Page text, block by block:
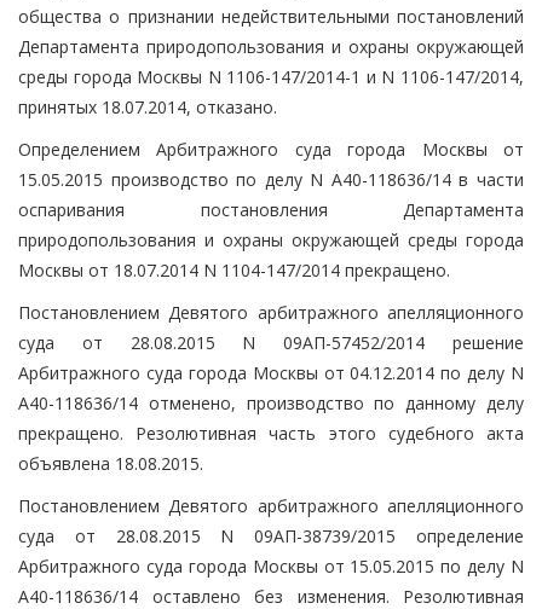
общества о признании недействительными постановлений
Департамента природопользования и охраны окружающей
среды города Москвы N 1106-147/2014-1 и N 1106-147/2014,
принятых 18.07.2014, отказано.
Определением Арбитражного суда города Москвы от
15.05.2015 производство по делу N А40-118636/14 в части
оспаривания постановления Департамента
природопользования и охраны окружающей среды города
Москвы от 18.07.2014 N 1104-147/2014 прекращено.
Постановлением Девятого арбитражного апелляционного
суда от 28.08.2015 N 09АП-57452/2014 решение
Арбитражного суда города Москвы от 04.12.2014 по делу N
А40-118636/14 отменено, производство по данному делу
прекращено. Резолютивная часть этого судебного акта
объявлена 18.08.2015.
Постановлением Девятого арбитражного апелляционного
суда от 28.08.2015 N 09АП-38739/2015 определение
Арбитражного суда города Москвы от 15.05.2015 по делу N
А40-118636/14 оставлено без изменения. Резолютивная